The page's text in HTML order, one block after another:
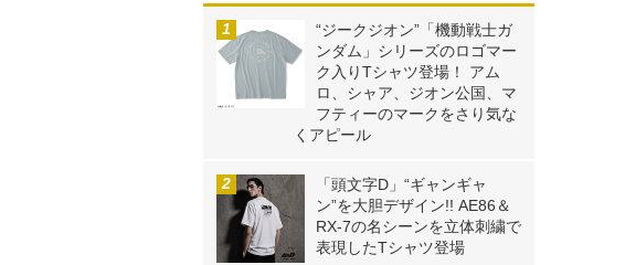
“ジークジオン”「機動戦士ガ
ンダム」シリーズのロゴマー
ク入りTシャツ登場！ アム
ロ、シャア、ジオン公国、マ
フティーのマークをさり気な
くアピール
「頭文字D」“ギャンギャ
ン”を大胆デザイン!! AE86＆
RX-7の名シーンを立体刺繍で
表現したTシャツ登場